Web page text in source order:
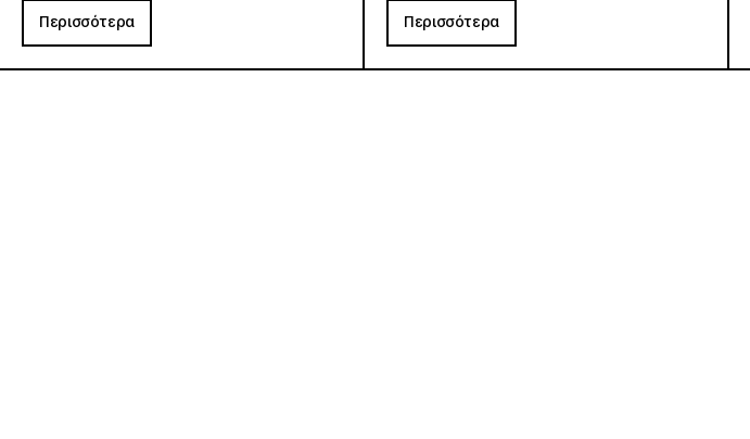
Περισσότερα Περισσότερα